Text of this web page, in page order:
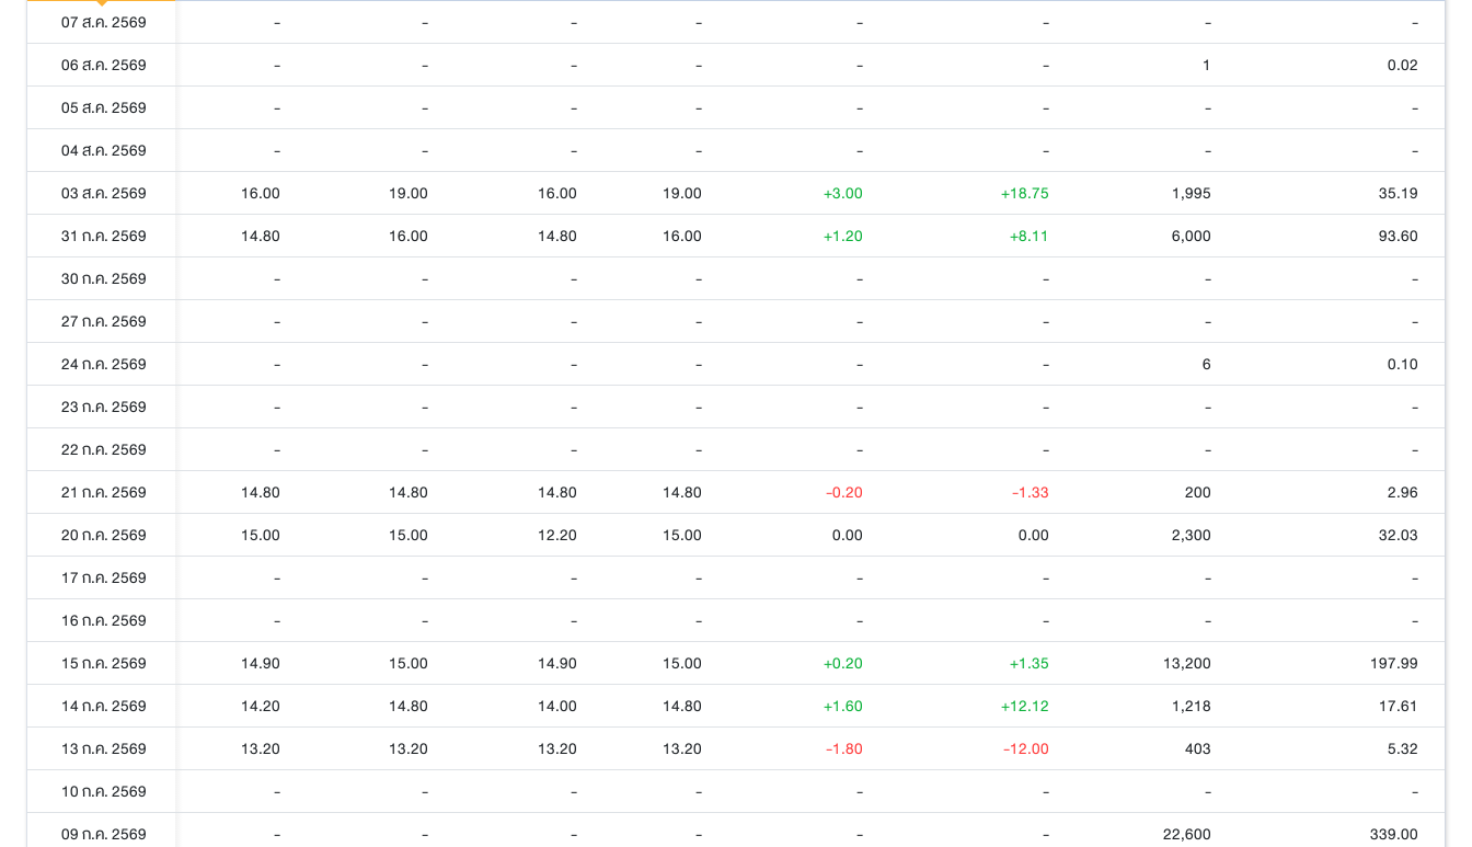
07 ส.ค. 2569 - - - - - - -
-
06 ส.ค. 2569
- - - - - - 1
0.02
05 ส.ค. 2569
- - - - - - -
-
04 ส.ค. 2569
- - - - - - -
-
03 ส.ค. 2569
16.00 19.00 16.00 19.00 +3.00 +18.75 1,995
35.19
31 ก.ค. 2569
14.80 16.00 14.80 16.00 +1.20 +8.11 6,000
93.60
30 ก.ค. 2569
- - - - - - -
-
27 ก.ค. 2569
- - - - - - -
-
24 ก.ค. 2569
- - - - - - 6
0.10
23 ก.ค. 2569
- - - - - - -
-
22 ก.ค. 2569
- - - - - - -
-
21 ก.ค. 2569
14.80 14.80 14.80 14.80 -0.20 -1.33 200
2.96
20 ก.ค. 2569
15.00 15.00 12.20 15.00 0.00 0.00 2,300
32.03
17 ก.ค. 2569
- - - - - - -
-
16 ก.ค. 2569
- - - - - - -
-
15 ก.ค. 2569
14.90 15.00 14.90 15.00 +0.20 +1.35 13,200
197.99
14 ก.ค. 2569
14.20 14.80 14.00 14.80 +1.60 +12.12 1,218
17.61
13 ก.ค. 2569
13.20 13.20 13.20 13.20 -1.80 -12.00 403
5.32
10 ก.ค. 2569
- - - - - - -
-
09 ก.ค. 2569
- - - - - - 22,600 339.00